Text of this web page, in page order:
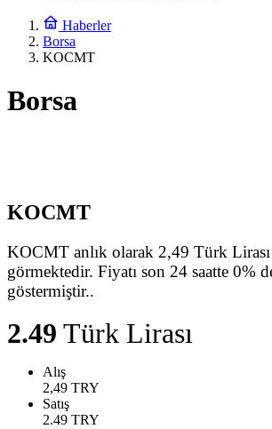
Haberler
Borsa
KOCMT
Borsa
KOCMT
KOCMT anlık olarak 2,49 Türk
görmektedir. Fiyatı son 24 saatte 0%
göstermiştir..
2.49 Türk Lirası
Alış
2,49 TRY
Satış
2.49 TRY